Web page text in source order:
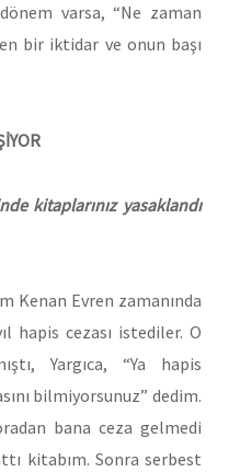
varsa, “Ne zaman
bir iktidar ve onun başı
kitaplarınız yasaklandı
Kenan Evren zamanında
hapis cezası istediler. O
Yargıca, “Ya hapis
bilmiyorsunuz” dedim.
bana ceza gelmedi
kitabım. Sonra serbest